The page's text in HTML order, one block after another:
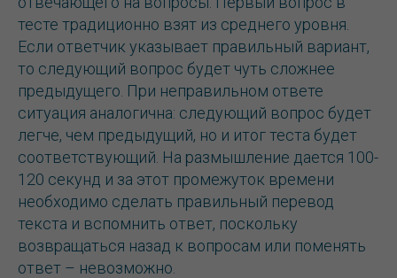
тесте традиционно взят из среднего уровня.
Если ответчик указывает правильный вариант,
то следующий вопрос будет чуть сложнее
предыдущего. При неправильном ответе
ситуация аналогична: следующий вопрос будет
легче, чем предыдущий, но и итог теста будет
соответствующий. На размышление дается 100-
120 секунд и за этот промежуток времени
необходимо сделать правильный перевод
текста и вспомнить ответ, поскольку
возвращаться назад к вопросам или поменять
ответ – невозможно.